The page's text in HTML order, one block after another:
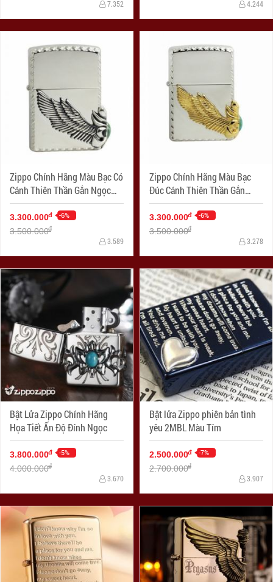
7.352 4.244
Zippo Chính Hãng Màu Bạc Có
Cánh Thiên Thần Gắn Ngọc
Xanh Bên
3.300.000đ -6%
3.500.000đ
3.589
Zippo Chính Hãng Màu Bạc
Đúc Cánh Thiên Thần Gắn
Ngọc Xanh Bên Sườn
3.300.000đ -6%
3.500.000đ
3.278
Bật Lửa Zippo Chính Hãng
Họa Tiết Ấn Độ Đính Ngọc
3.800.000đ -5%
4.000.000đ
3.670
Bật lửa Zippo phiên bản tình
yêu 2MBL Màu Tím
2.500.000đ -7%
2.700.000đ
3.907